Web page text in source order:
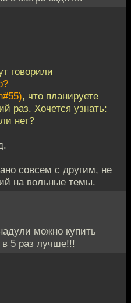
говорили
, что планируете
раз. Хочется узнать:
нет?
совсем с другим, не
на вольные темы.
можно купить
5 раз лучше!!!